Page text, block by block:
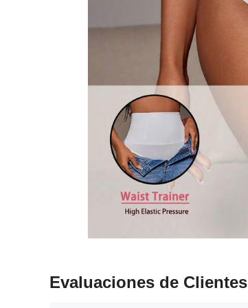
Evaluaciones de Clientes